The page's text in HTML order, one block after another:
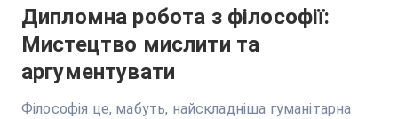
Дипломна робота з філософії:
Мистецтво мислити та
аргументувати
Філософія це, мабуть, найскладніша гуманітарна